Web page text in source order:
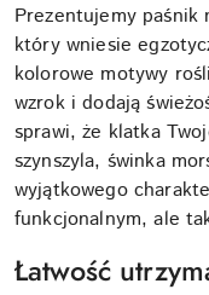
Prezentujemy paśnik
który wniesie
kolorowe motywy
wzrok i dodają
sprawi, że klatka
szynszyla, świnka
wyjątkowego
funkcjonalnym, ale
Łatwość